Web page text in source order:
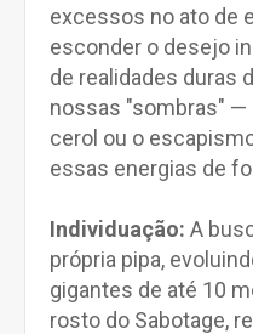
excessos no ato de
esconder o desejo
de realidades duras
nossas "sombras" —
cerol ou o
essas energias de
Individuação: A
própria pipa,
gigantes de até 10
rosto do Sabotage,